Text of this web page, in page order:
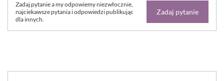
Zadaj pytanie a my odpowiemy niezwłocznie,
najciekawsze pytania i odpowiedzi publikując
dla innych.
Zadaj pytanie